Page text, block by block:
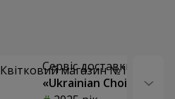
Сервіс доставки квітів
«Ukrainian Choice»